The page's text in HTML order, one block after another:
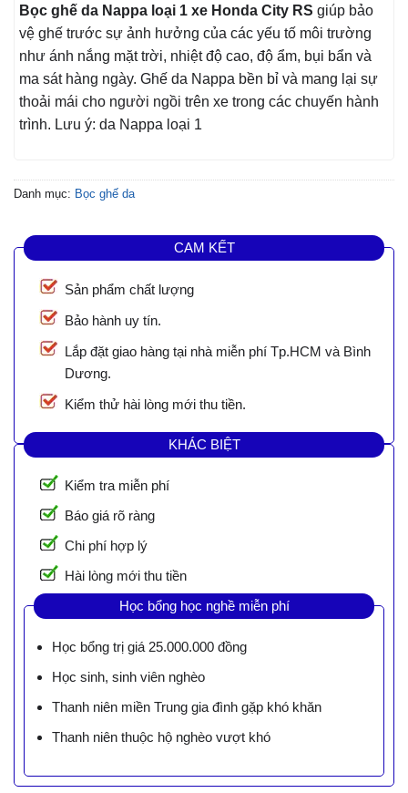
Bọc ghế da Nappa loại 1 xe Honda City RS giúp bảo
vệ ghế trước sự ảnh hưởng của các yếu tố môi trường
như ánh nắng mặt trời, nhiệt độ cao, độ ẩm, bụi bẩn và
ma sát hàng ngày. Ghế da Nappa bền bỉ và mang lại sự
thoải mái cho người ngồi trên xe trong các chuyến hành
trình. Lưu ý: da Nappa loại 1
Danh mục: Bọc ghế da
CAM KẾT
Sản phẩm chất lượng
Bảo hành uy tín.
Lắp đặt giao hàng tại nhà miễn phí Tp.HCM và Bình
Dương.
Kiểm thử hài lòng mới thu tiền.
KHÁC BIỆT
Kiểm tra miễn phí
Báo giá rõ ràng
Chi phí hợp lý
Hài lòng mới thu tiền
Học bổng học nghề miễn phí
Học bổng trị giá 25.000.000 đồng
Học sinh, sinh viên nghèo
Thanh niên miền Trung gia đình gặp khó khăn
Thanh niên thuộc hộ nghèo vượt khó